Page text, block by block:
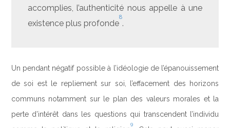
accomplies, l’authenticité nous appelle à une
existence plus profonde
8
.
Un pendant négatif possible à l’idéologie de l’épanouissement
de soi est le repliement sur soi, l’effacement des horizons
communs notamment sur le plan des valeurs morales et la
perte d’intérêt dans les questions qui transcendent l’individu
9